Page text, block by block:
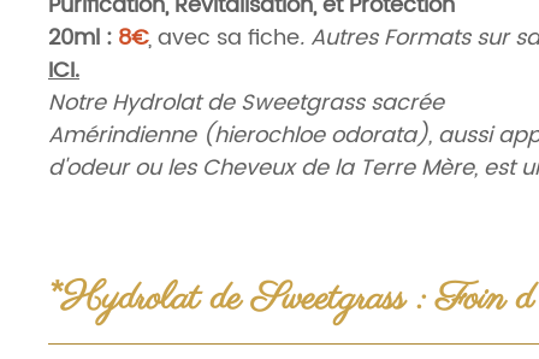
20ml : 8€, avec sa fiche. Autres Formats sur
ICI.
Notre Hydrolat de Sweetgrass sacrée
Amérindienne (hierochloe odorata), aussi
d'odeur ou les Cheveux de la Terre Mère, est
pierres de soin, des objets, ou encore des
thérapeutiques et de soin (...).
*Hydrolat de Sweetgrass : Foin